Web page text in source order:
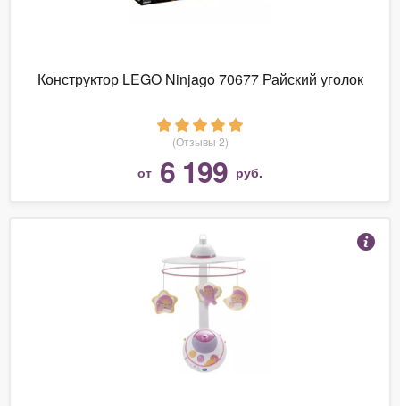
Конструктор LEGO Ninjago 70677 Райский уголок
(Отзывы 2)
от 6 199 руб.